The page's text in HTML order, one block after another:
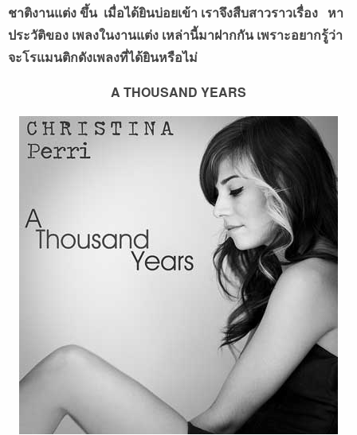
ชาติงานแต่ง ขึ้น เมื่อได้ยินบ่อยเข้า เราจึงสืบสาวราวเรื่อง หา
ประวัติของ เพลงในงานแต่ง เหล่านี้มาฝากกัน เพราะอยากรู้ว่า
จะโรแมนติกดังเพลงที่ได้ยินหรือไม่
A THOUSAND YEARS